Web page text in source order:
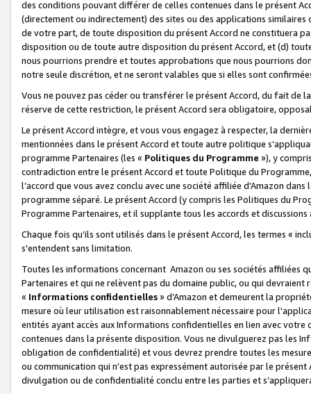
des conditions pouvant différer de celles contenues dans le présent
(directement ou indirectement) des sites ou des applications
de votre part, de toute disposition du présent Accord ne constituera
disposition ou de toute autre disposition du présent Accord, et (d)
nous pourrions prendre et toutes approbations que nous pourrions
notre seule discrétion, et ne seront valables que si elles sont
Vous ne pouvez pas céder ou transférer le présent Accord, du fait de
réserve de cette restriction, le présent Accord sera obligatoire,
Le présent Accord intègre, et vous vous engagez à respecter, la
mentionnées dans le présent Accord et toute autre politique
programme Partenaires (les « Politiques du Programme »), y
contradiction entre le présent Accord et toute Politique du
l’accord que vous avez conclu avec une société affiliée d’Amazon
programme séparé. Le présent Accord (y compris les Politiques du
Programme Partenaires, et il supplante tous les accords et discussions
Chaque fois qu’ils sont utilisés dans le présent Accord, les termes «
s'entendent sans limitation.
Toutes les informations concernant Amazon ou ses sociétés affiliées
Partenaires et qui ne relèvent pas du domaine public, ou qui
« Informations confidentielles» d’Amazon et demeurent la
mesure où leur utilisation est raisonnablement nécessaire pour
entités ayant accès aux Informations confidentielles en lien avec
contenues dans la présente disposition. Vous ne divulguerez pas les
obligation de confidentialité) et vous devrez prendre toutes les
ou communication qui n’est pas expressément autorisée par le
divulgation ou de confidentialité conclu entre les parties et